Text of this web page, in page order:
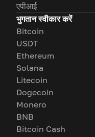
एपीआई
भुगतान स्वीकार करें
Bitcoin
USDT
Ethereum
Solana
Litecoin
Dogecoin
Monero
BNB
Bitcoin Cash